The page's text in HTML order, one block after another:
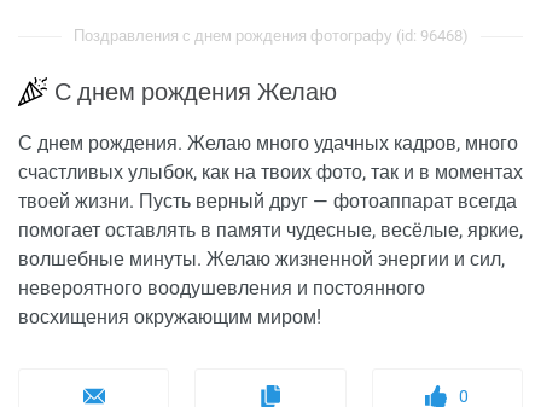
Поздравления с днем рождения фотографу (id: 96468)
С днем рождения Желаю
С днем рождения. Желаю много удачных кадров, много
счастливых улыбок, как на твоих фото, так и в моментах
твоей жизни. Пусть верный друг — фотоаппарат всегда
помогает оставлять в памяти чудесные, весёлые, яркие,
волшебные минуты. Желаю жизненной энергии и сил,
невероятного воодушевления и постоянного
восхищения окружающим миром!
0